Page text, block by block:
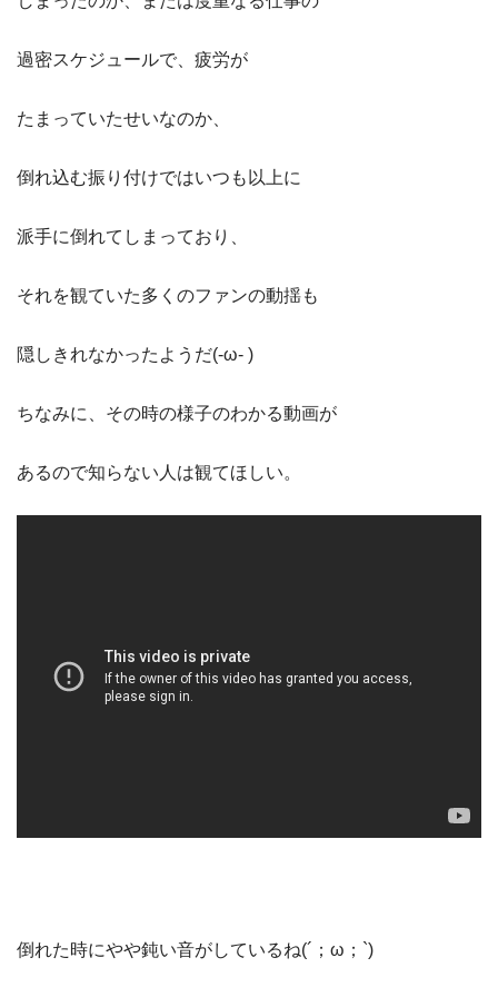
過密スケジュールで、疲労が
たまっていたせいなのか、
倒れ込む振り付けではいつも以上に
派手に倒れてしまっており、
それを観ていた多くのファンの動揺も
隠しきれなかったようだ(-ω- )
ちなみに、その時の様子のわかる動画が
あるので知らない人は観てほしい。
倒れた時にやや鈍い音がしているね(´；ω；`)